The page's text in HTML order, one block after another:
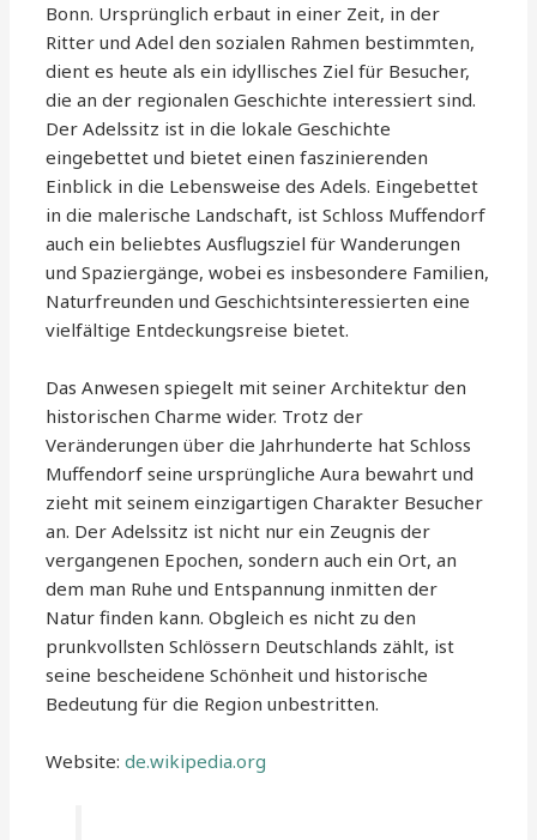
Bonn. Ursprünglich erbaut in einer Zeit, in der
Ritter und Adel den sozialen Rahmen bestimmten,
dient es heute als ein idyllisches Ziel für Besucher,
die an der regionalen Geschichte interessiert sind.
Der Adelssitz ist in die lokale Geschichte
eingebettet und bietet einen faszinierenden
Einblick in die Lebensweise des Adels. Eingebettet
in die malerische Landschaft, ist Schloss Muffendorf
auch ein beliebtes Ausflugsziel für Wanderungen
und Spaziergänge, wobei es insbesondere Familien,
Naturfreunden und Geschichtsinteressierten eine
vielfältige Entdeckungsreise bietet.
Das Anwesen spiegelt mit seiner Architektur den
historischen Charme wider. Trotz der
Veränderungen über die Jahrhunderte hat Schloss
Muffendorf seine ursprüngliche Aura bewahrt und
zieht mit seinem einzigartigen Charakter Besucher
an. Der Adelssitz ist nicht nur ein Zeugnis der
vergangenen Epochen, sondern auch ein Ort, an
dem man Ruhe und Entspannung inmitten der
Natur finden kann. Obgleich es nicht zu den
prunkvollsten Schlössern Deutschlands zählt, ist
seine bescheidene Schönheit und historische
Bedeutung für die Region unbestritten.
Website:de.wikipedia.org